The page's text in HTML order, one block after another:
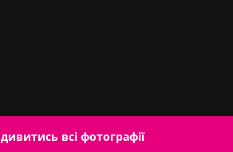
дивитись всі фотографії